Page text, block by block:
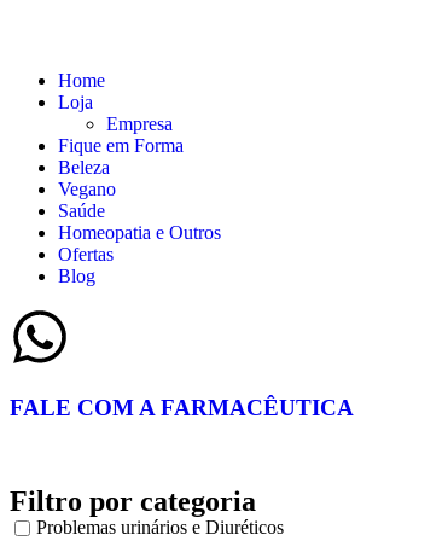
Home
Loja
Empresa
Fique em Forma
Beleza
Vegano
Saúde
Homeopatia e Outros
Ofertas
Blog
FALE COM A FARMACÊUTICA
Filtro por categoria
Problemas urinários e Diuréticos